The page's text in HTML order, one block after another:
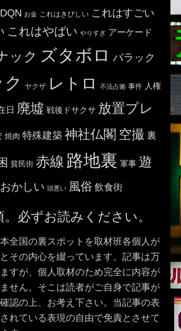
DQN お金 これはきびしい これはすごい
これはやばい やりすぎ アーケード
ック ズタボロ バラック
ヤクザ レトロ 不法占拠 事件 人権
日 廃墟 戦後ドサクサ 放置プレ
焼肉 特殊建築 神社仏閣 空撮 裏
貧民街 赤線 路地裏 軍事 遊
かしい 頭悪い 風俗 飲食街
必ずお読みください。
全国の裏スポットを取材班各個人が
その内心を綴っています。記事は万
すが、個人取材のため完全に内容が
せん。そこは読者がご自身で記事が
認の上、お考え下さい。当記事の表
れている表現の自由で免責とさせて